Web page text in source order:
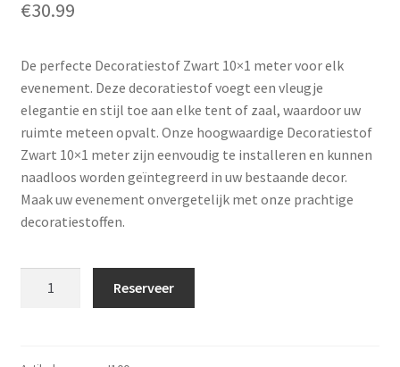
€30.99
De perfecte Decoratiestof Zwart 10×1 meter voor elk
evenement. Deze decoratiestof voegt een vleugje
elegantie en stijl toe aan elke tent of zaal, waardoor uw
ruimte meteen opvalt. Onze hoogwaardige Decoratiestof
Zwart 10×1 meter zijn eenvoudig te installeren en kunnen
naadloos worden geïntegreerd in uw bestaande decor.
Maak uw evenement onvergetelijk met onze prachtige
decoratiestoffen.
Reserveer